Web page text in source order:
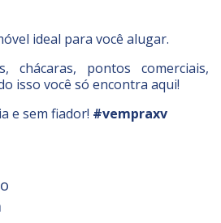
ideal para você alugar.
chácaras, pontos comerciais,
isso você só encontra aqui!
e sem fiador! #vempraxv